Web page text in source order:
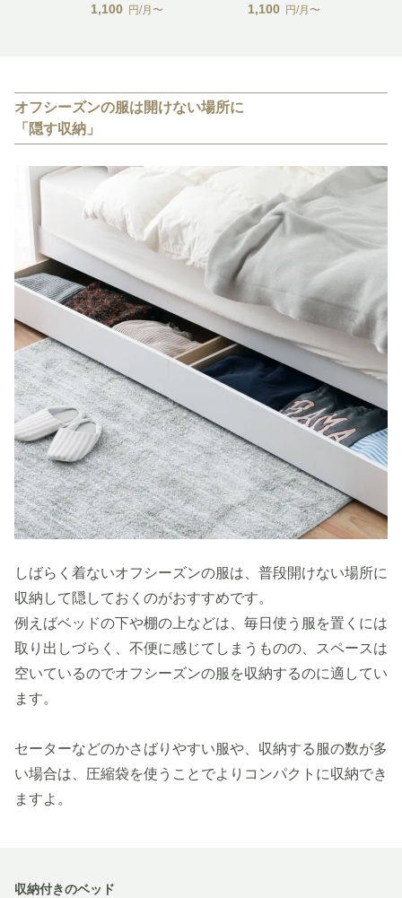
1,100 円/月〜 1,100 円/月〜
オフシーズンの服は開けない場所に
「隠す収納」
しばらく着ないオフシーズンの服は、普段開けない場所に
収納して隠しておくのがおすすめです。
例えばベッドの下や棚の上などは、毎日使う服を置くには
取り出しづらく、不便に感じてしまうものの、スペースは
空いているのでオフシーズンの服を収納するのに適してい
ます。
セーターなどのかさばりやすい服や、収納する服の数が多
い場合は、圧縮袋を使うことでよりコンパクトに収納でき
ますよ。
収納付きのベッド